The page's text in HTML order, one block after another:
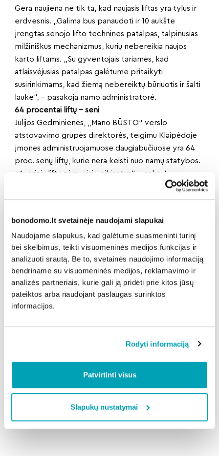
bonodomo.lt svetainėje naudojami slapukai
Naudojame slapukus, kad galėtume suasmeninti turinį
bei skelbimus, teikti visuomeninės medijos funkcijas ir
analizuoti srautą. Be to, svetainės naudojimo informaciją
bendriname su visuomeninės medijos, reklamavimo ir
analizės partneriais, kurie gali ją pridėti prie kitos jūsų
pateiktos arba naudojant paslaugas surinktos
informacijos.
Rodyti informaciją
Patvirtinti visus
Slapukų nustatymai
Gera naujiena ne tik ta, kad naujasis liftas yra tylus ir
erdvesnis. „Galima bus panaudoti ir 10 aukšte
įrengtas senojo lifto technines patalpas, talpinusias
milžiniškus mechanizmus, kurių nebereikia naujos
karto liftams. „Su gyventojais tariamės, kad
atlaisvėjusias patalpas galėtume pritaikyti
susirinkimams, kad žiemą nebereiktų būriuotis ir šalti
lauke“, – pasakoja namo administratorė.
64 procentai liftų – seni
Julijos Gedminienės, „Mano BŪSTO“ verslo
atstovavimo grupės direktorės, teigimu Klaipėdoje
įmonės administruojamuose daugiabučiuose yra 64
proc. senų liftų, kurie nėra keisti nuo namų statybos.
„Avarinių liftų nėra, visi veikiantys“, – sako J.
Likę 36 proc. liftų veikia naujesnės statybos arba
vangiai, gyventojai nesiryžta nemažai investicijai.
Žinoma, išlaidas lifto keitimui siūlome paskirstyti per
ilgesnį laikotarpį, išsimokėtinai. Taip pat
rekomenduojame sukaupti dalį lėšų iš anksto, prieš
pradedant darbus“, – pasakoja J. Gedminienė.
Anot jos, didžioji dalis liftų uostamiestyje jau yra
atitarnavę savo rekomendacinį eksploatavimo laiką.
namuose, kur veikia seni liftai – tik laiko klausimas,